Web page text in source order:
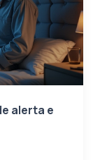
alerta e